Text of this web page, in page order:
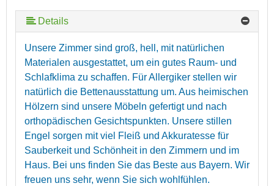
mehr (5 ) »
Details
Unsere Zimmer sind groß, hell, mit natürlichen
Materialen ausgestattet, um ein gutes Raum- und
Schlafklima zu schaffen. Für Allergiker stellen wir
natürlich die Bettenausstattung um. Aus heimischen
Hölzern sind unsere Möbeln gefertigt und nach
orthopädischen Gesichtspunkten. Unsere stillen
Engel sorgen mit viel Fleiß und Akkuratesse für
Sauberkeit und Schönheit in den Zimmern und im
Haus. Bei uns finden Sie das Beste aus Bayern. Wir
freuen uns sehr, wenn Sie sich wohlfühlen.